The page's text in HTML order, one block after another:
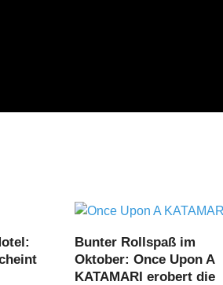
Bunter Rollspaß im
Oktober: Once Upon A
KATAMARI erobert die